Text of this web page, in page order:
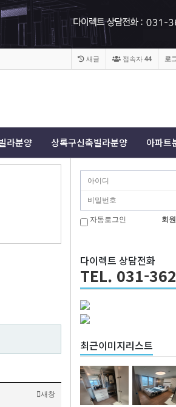
로
접속자 44
새글
라분양 상록구신축빌라분양 아파트
새창
자동로그인 회
다이렉트 상담전화
TEL. 031-
최근이미지리스트